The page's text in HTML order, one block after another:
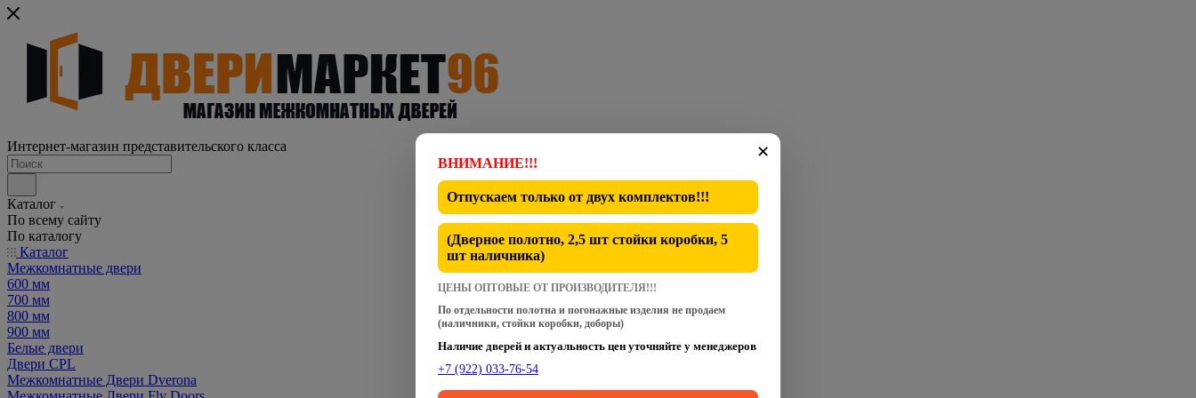
Интернет-магазин представительского класса
Каталог
По всему сайту
По каталогу
Каталог
Межкомнатные двери
600 мм
700 мм
800 мм
900 мм
Белые двери
Двери CPL
Межкомнатные Двери Dverona
✕
ВНИМАНИЕ!!!
Отпускаем только от двух комплектов!!!
(Дверное полотно, 2,5 шт стойки коробки, 5
шт наличника)
ЦЕНЫ ОПТОВЫЕ ОТ ПРОИЗВОДИТЕЛЯ!!!
По отдельности полотна и погонажные изделия не продаем
(наличники, стойки коробки, доборы)
Наличие дверей и актуальность цен уточняйте у менеджеров
+7 (922) 033-76-54